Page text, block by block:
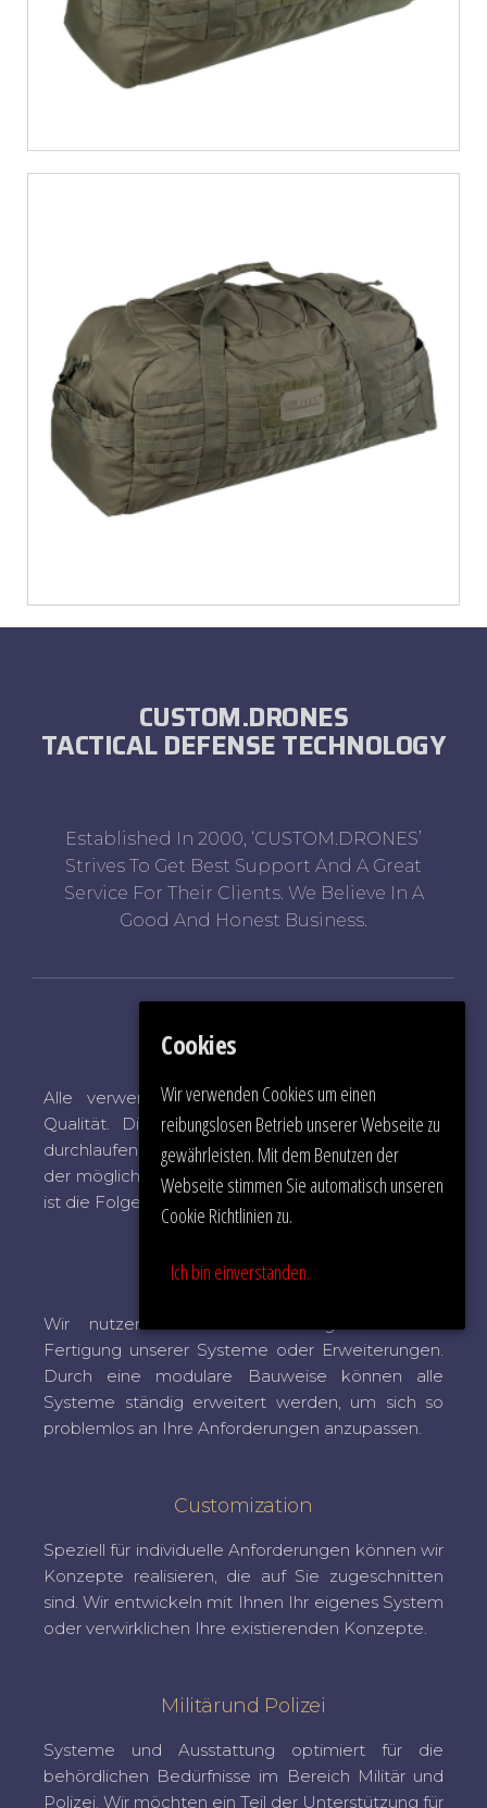
38,92
CUSTOM.DRONES
TACTICAL DEFENSE TECHNOLOGY
Established In 2000, ‘CUSTOM.DRONES’
Strives To Get Best Support And A Great
Service For Their Clients. We Believe In A
Good And Honest Business.
Quality Management
Alle verwendeten Materialien haben höchste
Qualität. Die Systeme sind handgefertigt und
durchlaufen eine strenge Prüfung bis zum Rande
der möglichen Belastung. Ein langlebiges System
ist die Folge.
Development
Wir nutzen neueste Technologien für die
Fertigung unserer Systeme oder Erweiterungen.
Durch eine modulare Bauweise können alle
Systeme ständig erweitert werden, um sich so
problemlos an Ihre Anforderungen anzupassen.
Customization
Speziell für individuelle Anforderungen können wir
Konzepte realisieren, die auf Sie zugeschnitten
sind. Wir entwickeln mit Ihnen Ihr eigenes System
oder verwirklichen Ihre existierenden Konzepte.
Militärund Polizei
Systeme und Ausstattung optimiert für die
behördlichen Bedürfnisse im Bereich Militär und
Polizei. Wir möchten ein Teil der Unterstützung für
Cookies
Wir verwenden Cookies um einen
reibungslosen Betrieb unserer Webseite zu
gewährleisten. Mit dem Benutzen der
Webseite stimmen Sie automatisch unseren
Cookie Richtlinien zu.
Ich bin einverstanden.